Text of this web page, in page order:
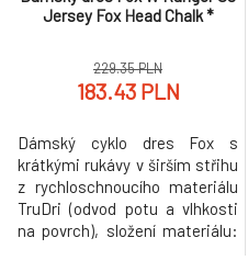
Jersey Fox Head Chalk *
229.35 PLN
183.43 PLN
Dámský cyklo dres Fox s
krátkými rukávy v širším střihu
z rychloschnoucího materiálu
TruDri (odvod potu a vlhkosti
na povrch), složení materiálu: